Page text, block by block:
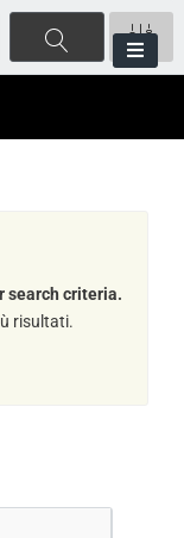
search criteria.
risultati.